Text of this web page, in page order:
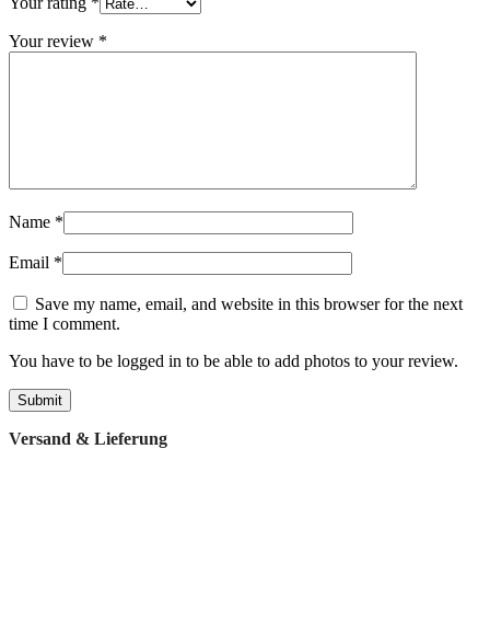
Your review *
Name *
Email *
Save my name, email, and website in this browser for the next
time I comment.
You have to be logged in to be able to add photos to your review.
Versand & Lieferung